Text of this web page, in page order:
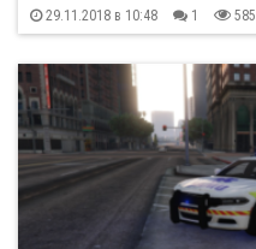
29.11.2018 в 10:48 1 585